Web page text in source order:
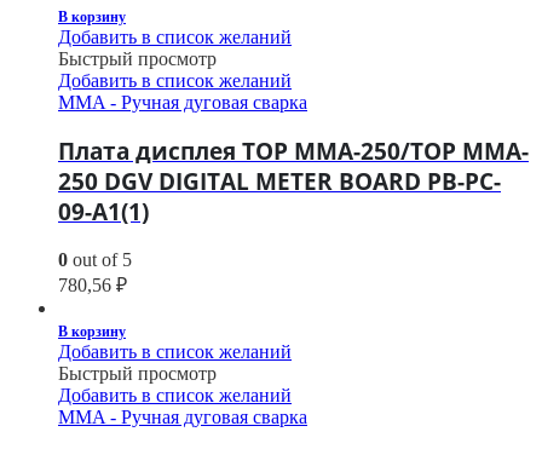
В корзину
Добавить в список желаний
Быстрый просмотр
Добавить в список желаний
MMA - Ручная дуговая сварка
Плата дисплея TOP MMA-250/TOP MMA-
250 DGV DIGITAL METER BOARD PB-PC-
09-A1(1)
0 out of 5
780,56 ₽
В корзину
Добавить в список желаний
Быстрый просмотр
Добавить в список желаний
MMA - Ручная дуговая сварка